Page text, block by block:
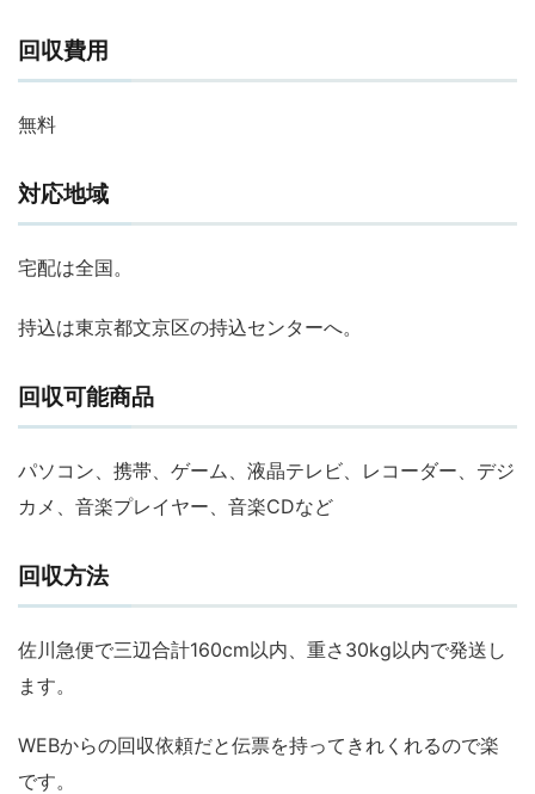
回収費用
無料
対応地域
宅配は全国。
持込は東京都文京区の持込センターへ。
回収可能商品
パソコン、携帯、ゲーム、液晶テレビ、レコーダー、デジ
カメ、音楽プレイヤー、音楽CDなど
回収方法
佐川急便で三辺合計160cm以内、重さ30kg以内で発送し
ます。
WEBからの回収依頼だと伝票を持ってきれくれるので楽
です。